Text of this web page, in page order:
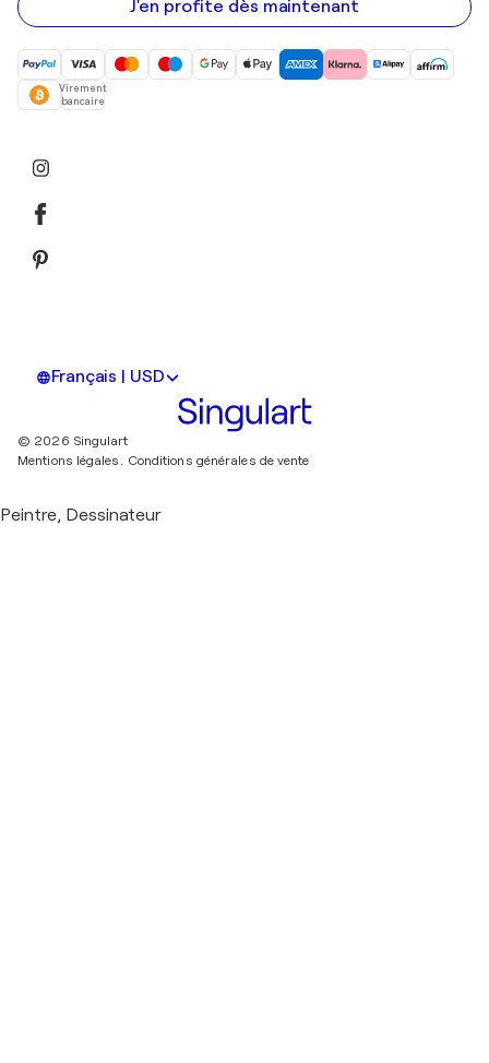
mail
J'en profite dès maintenant
Virement
bancaire
Français | USD
© 2026 Singulart
Mentions légales. Conditions générales de vente
Peintre, Dessinateur